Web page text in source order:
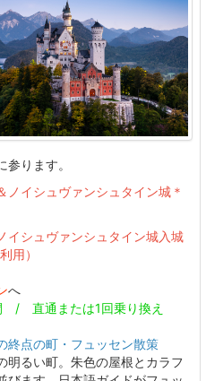
ります。
ノイシュヴァンシュタイン城＊
イシュヴァンシュタイン城入城
用）
へ
/ 直通または1回乗り換え
終点の町・フュッセン散策
明るい町。朱色の屋根とカラフ